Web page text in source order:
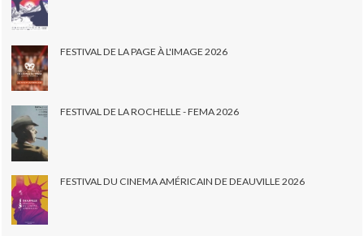
FESTIVAL DE LA PAGE À L'IMAGE 2026
FESTIVAL DE LA ROCHELLE - FEMA 2026
FESTIVAL DU CINEMA AMÉRICAIN DE DEAUVILLE 2026